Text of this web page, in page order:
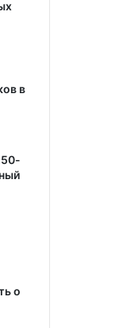
в
о